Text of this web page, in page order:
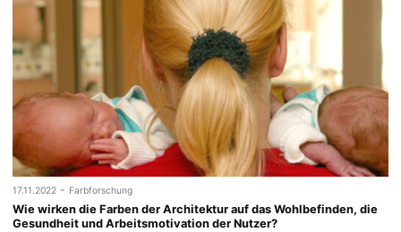
17.11.2022 - Farbforschung
Wie wirken die Farben der Architektur auf das Wohlbefinden, die
Gesundheit und Arbeitsmotivation der Nutzer?